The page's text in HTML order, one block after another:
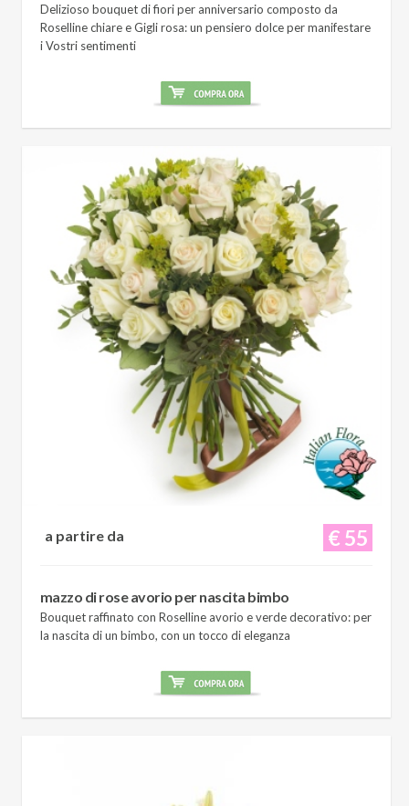
Delizioso bouquet di fiori per anniversario composto da
Roselline chiare e Gigli rosa: un pensiero dolce per manifestare
i Vostri sentimenti
€ 55
a partire da
mazzo di rose avorio per nascita bimbo
Bouquet raffinato con Roselline avorio e verde decorativo: per
la nascita di un bimbo, con un tocco di eleganza